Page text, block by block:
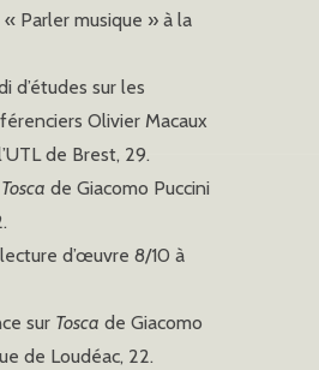
Parler musique » à la
d’études sur les
Olivier Macaux
de Brest, 29.
Tosca de Giacomo Puccini
d’œuvre 8/10 à
sur Tosca de Giacomo
de Loudéac, 22.